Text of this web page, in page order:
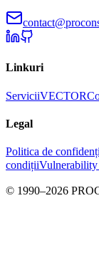
Linkuri
ServiciiVECTOR
Legal
Politica de
condiții
© 1990–2026